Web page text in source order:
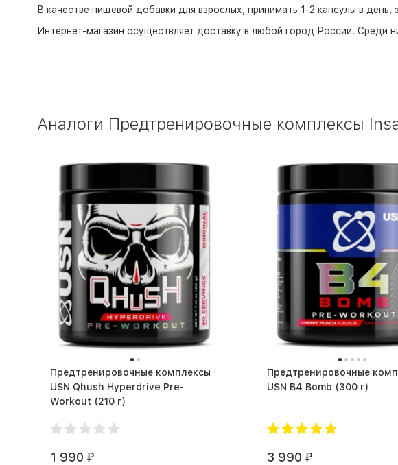
В качестве пищевой добавки для взрослых, принимать 1-2 капсулы в день,
Интернет-магазин осуществляет доставку в любой город России. Среди
Аналоги Предтренировочные комплексы
Предтренировочные комплексы
USN Qhush Hyperdrive Pre-
Workout (210 г)
1 990 ₽
Предтренировочные
USN B4 Bomb (300 г)
3 990 ₽